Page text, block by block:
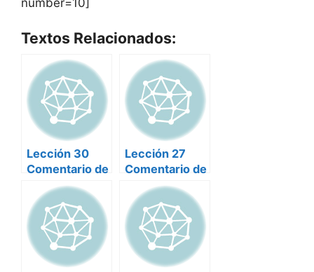
Textos Relacionados:
Lección 30
Comentario de
textos de
poesía del
Siglo de Oro
Lección 27
Comentario de
textos de
poesía del
Siglo de Oro